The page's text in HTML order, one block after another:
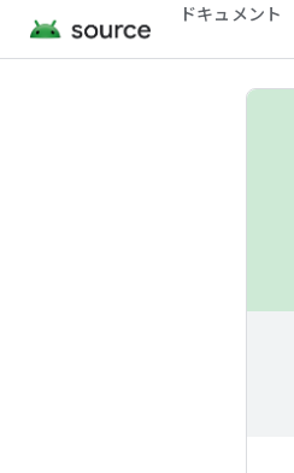
ドキュメント